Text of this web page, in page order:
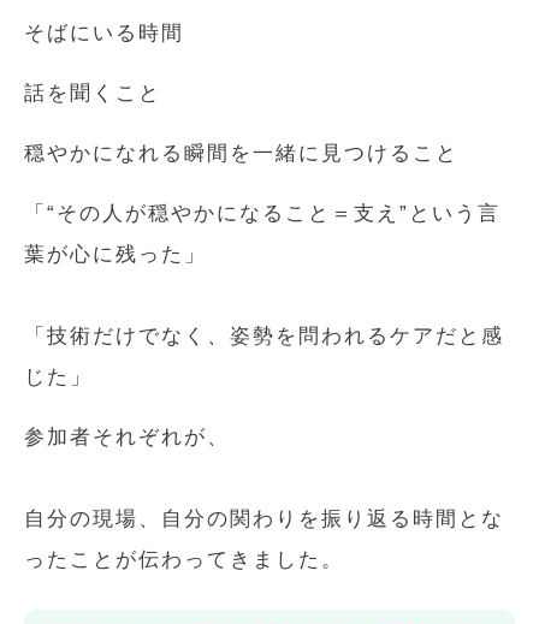
そばにいる時間
話を聞くこと
穏やかになれる瞬間を一緒に見つけること
「“その人が穏やかになること＝支え”という言
葉が心に残った」
「技術だけでなく、姿勢を問われるケアだと感
じた」
参加者それぞれが、
自分の現場、自分の関わりを振り返る時間とな
ったことが伝わってきました。